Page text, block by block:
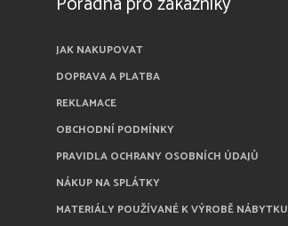
JAK NAKUPOVAT
DOPRAVA A PLATBA
REKLAMACE
OBCHODNÍ PODMÍNKY
PRAVIDLA OCHRANY OSOBNÍCH ÚDAJŮ
NÁKUP NA SPLÁTKY
MATERIÁLY POUŽÍVANÉ K VÝROBĚ NÁBYTKU